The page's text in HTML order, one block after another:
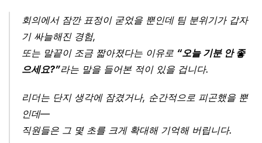
회의에서 잠깐 표정이 굳었을 뿐인데 팀 분위기가 갑자
기 싸늘해진 경험,
또는 말끝이 조금 짧아졌다는 이유로 “오늘 기분 안 좋
으세요?”라는 말을 들어본 적이 있을 겁니다.
리더는 단지 생각에 잠겼거나, 순간적으로 피곤했을 뿐
인데—
직원들은 그 몇 초를 크게 확대해 기억해 버립니다.